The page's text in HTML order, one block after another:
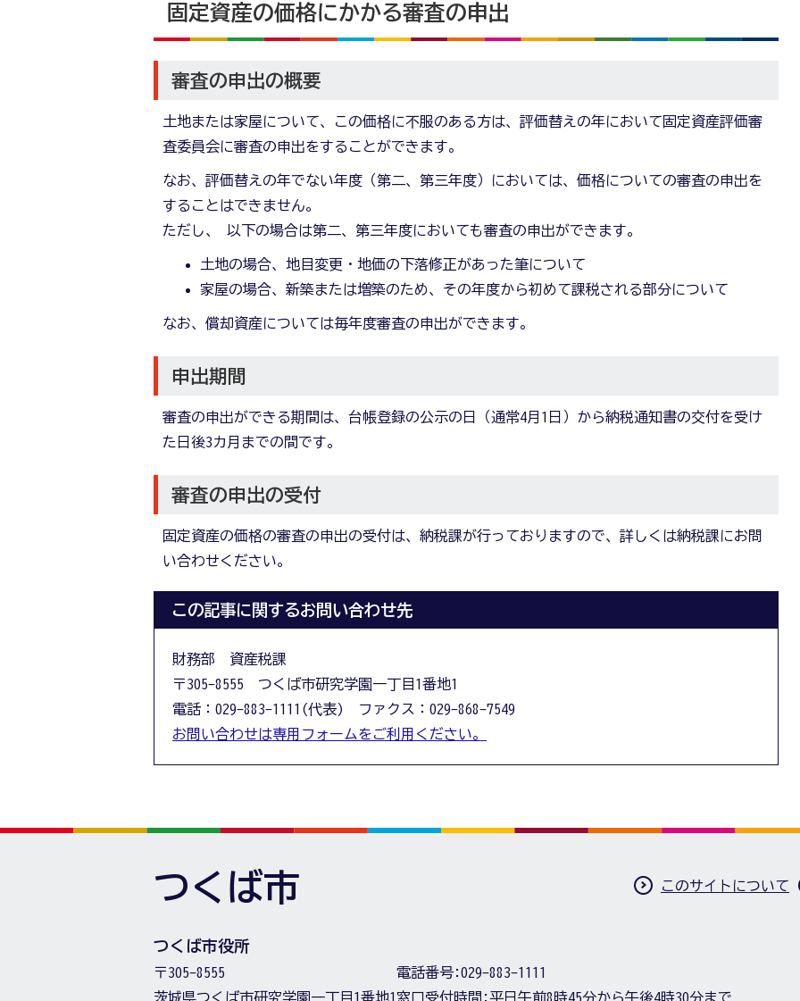
固定資産の価格にかかる審査の申出
審査の申出の概要
土地または家屋について、この価格に不服のある方は、評価替えの年において固定資産評価審
査委員会に審査の申出をすることができます。
なお、評価替えの年でない年度（第二、第三年度）においては、価格についての審査の申出を
することはできません。
ただし、 以下の場合は第二、第三年度においても審査の申出ができます。
土地の場合、地目変更・地価の下落修正があった筆について
家屋の場合、新築または増築のため、その年度から初めて課税される部分について
なお、償却資産については毎年度審査の申出ができます。
申出期間
審査の申出ができる期間は、台帳登録の公示の日（通常4月1日）から納税通知書の交付を受け
た日後3カ月までの間です。
審査の申出の受付
固定資産の価格の審査の申出の受付は、納税課が行っておりますので、詳しくは納税課にお問
い合わせください。
この記事に関するお問い合わせ先
財務部 資産税課
〒305-8555 つくば市研究学園一丁目1番地1
電話：029-883-1111(代表) ファクス：029-868-7549
お問い合わせは専用フォームをご利用ください。
つくば市 このサイトについて
つくば市役所
〒305-8555
茨城県つくば市研究学園一丁目1番地1
電話番号:029-883-1111
窓口受付時間:平日午前8時45分から午後4時30分まで